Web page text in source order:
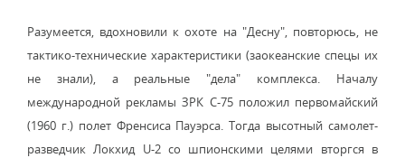
Разумеется, вдохновили к охоте на "Десну", повторюсь, не
тактико-технические характеристики (заокеанские спецы их
не знали), а реальные "дела" комплекса. Началу
международной рекламы ЗРК С-75 положил первомайский
(1960 г.) полет Френсиса Пауэрса. Тогда высотный самолет-
разведчик Локхид U-2 со шпионскими целями вторгся в